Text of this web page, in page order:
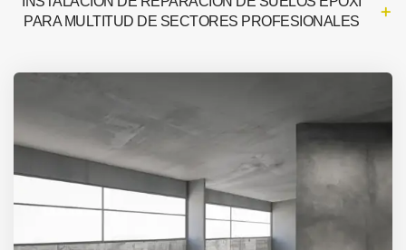
PARA MULTITUD DE SECTORES PROFESIONALES